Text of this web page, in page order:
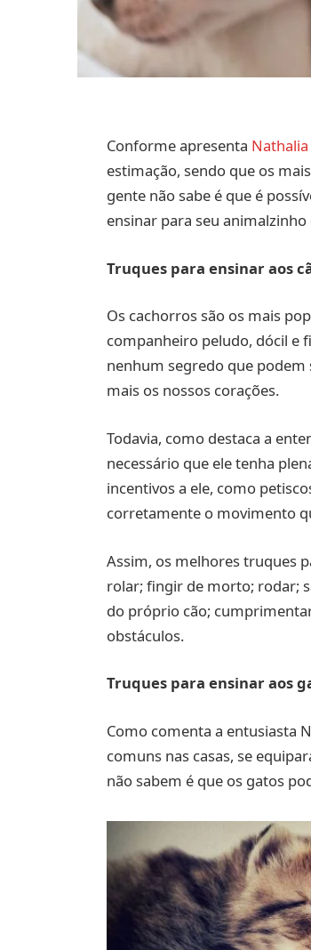
Conforme apresenta
estimação, sendo que os
gente não sabe é que é
ensinar para seu
Truques para ensinar aos
Os cachorros são os mais
companheiro peludo, dócil e
nenhum segredo que podem
mais os nossos corações.
Todavia, como destaca a
necessário que ele tenha
incentivos a ele, como
corretamente o movimento
Assim, os melhores truques
rolar; fingir de morto; rodar;
do próprio cão;
obstáculos.
Truques para ensinar aos
Como comenta a entusiasta
comuns nas casas, se
não sabem é que os gatos